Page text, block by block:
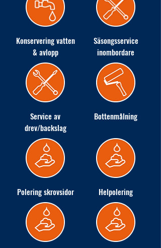
Konservering vatten
& avlopp
Säsongsservice
inombordare
Service av
drev/backslag
Bottenmålning
Polering skrovsidor Helpolering